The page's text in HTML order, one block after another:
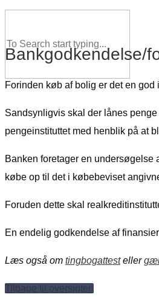
Bankgodkendelse/
Forinden køb af bolig er det en
Sandsynligvis skal der lånes
pengeinstituttet med henblik på at
Banken foretager en undersøgelse
købe op til det i købebeviset
Foruden dette skal
En endelig godkendelse af
Læs også om tingbogattesteller
Tilbage til oversigten